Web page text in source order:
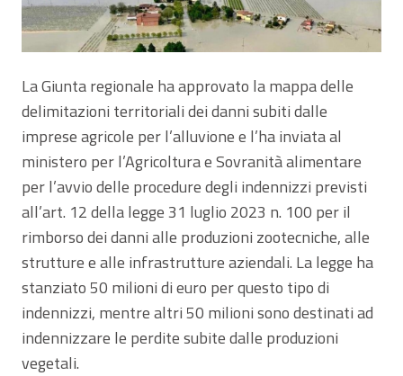
La Giunta regionale ha approvato la mappa delle
delimitazioni territoriali dei danni subiti dalle
imprese agricole per l’alluvione e l’ha inviata al
ministero per l’Agricoltura e Sovranità alimentare
per l’avvio delle procedure degli indennizzi previsti
all’art. 12 della legge 31 luglio 2023 n. 100 per il
rimborso dei danni alle produzioni zootecniche, alle
strutture e alle infrastrutture aziendali. La legge ha
stanziato 50 milioni di euro per questo tipo di
indennizzi, mentre altri 50 milioni sono destinati ad
indennizzare le perdite subite dalle produzioni
vegetali.